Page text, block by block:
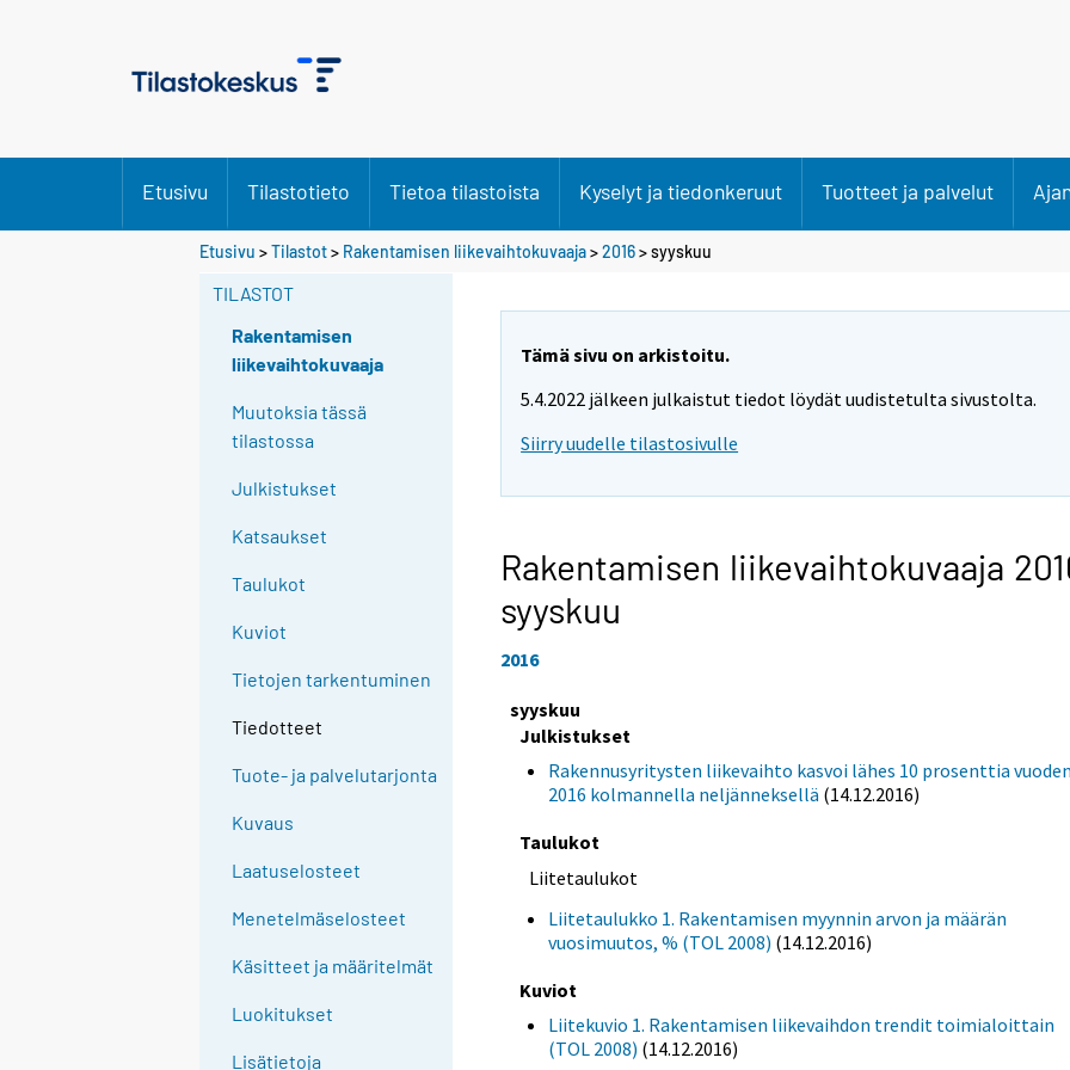
Etusivu Tilastotieto Tietoa tilastoista Kyselyt ja tiedonkeruut Tuotteet ja palvelut
Etusivu >Tilastot> Rakentamisen liikevaihtokuvaaja>2016>syyskuu
TILASTOT
Rakentamisen
liikevaihtokuvaaja
Muutoksia tässä
tilastossa
Julkistukset
Katsaukset
Taulukot
Kuviot
Tietojen tarkentuminen
Tiedotteet
Tuote- ja palvelutarjonta
Kuvaus
Laatuselosteet
Menetelmäselosteet
Käsitteet ja määritelmät
Luokitukset
Lisätietoja
Tämä sivu on arkistoitu.
5.4.2022 jälkeen julkaistut tiedot löydät uudistetulta sivustolta.
Siirry uudelle tilastosivulle
Rakentamisen liikevaihtokuvaaja
syyskuu
2016
syyskuu
Julkistukset
Rakennusyritysten liikevaihto kasvoi lähes 10 prosenttia
2016 kolmannella neljänneksellä (14.12.2016)
Taulukot
Liitetaulukot
Liitetaulukko 1. Rakentamisen myynnin arvon ja määrän
vuosimuutos, % (TOL 2008) (14.12.2016)
Kuviot
Liitekuvio 1. Rakentamisen liikevaihdon trendit toimialoittain
(TOL 2008) (14.12.2016)